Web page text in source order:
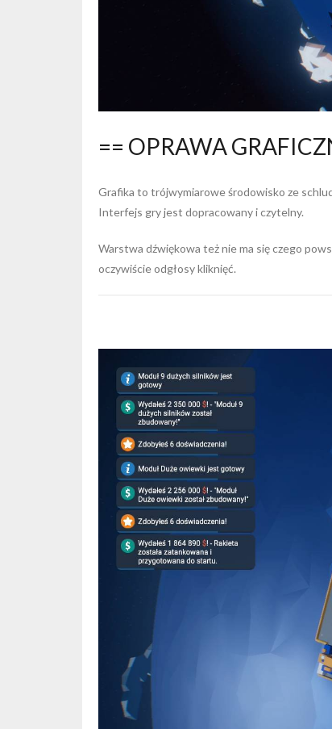
== OPRAWA
Grafika to trójwymiarowe środowisko ze
Interfejs gry jest dopracowany i czytelny.
Warstwa dźwiękowa też nie ma się czego
oczywiście odgłosy kliknięć.